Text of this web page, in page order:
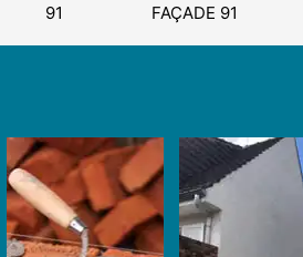
91
FAÇADE 91